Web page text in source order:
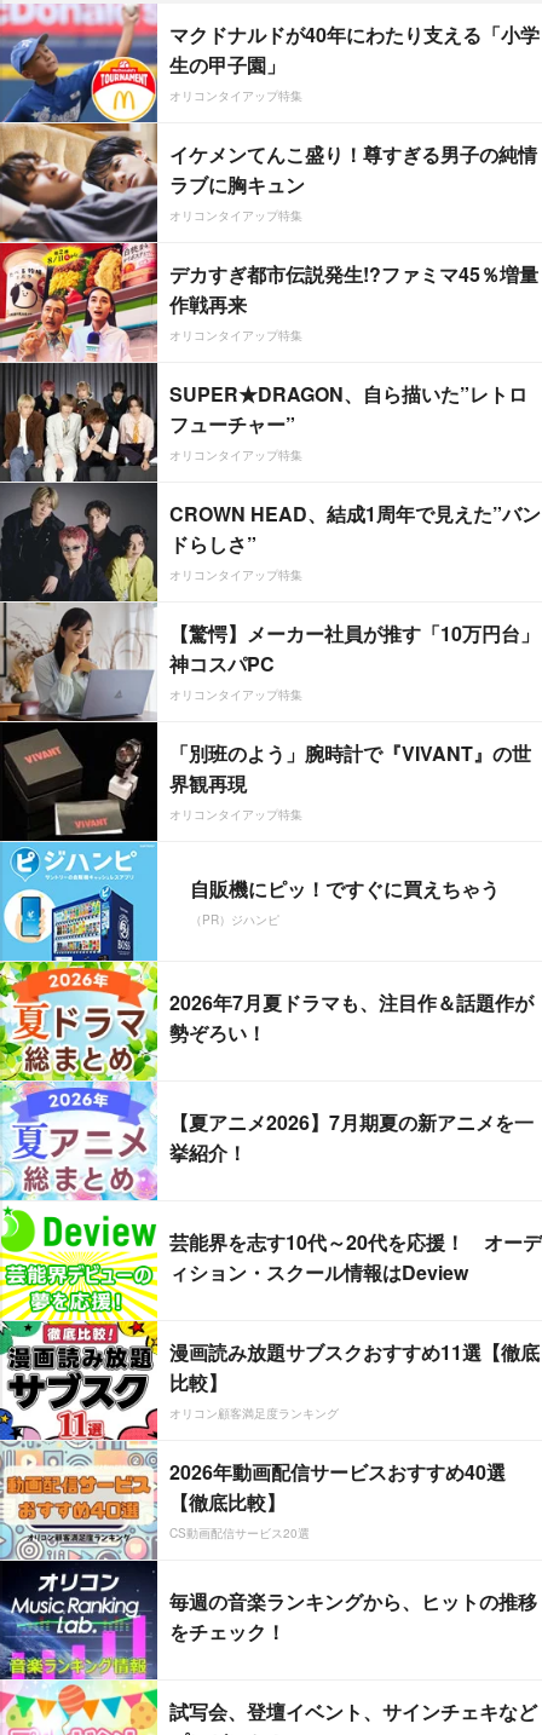
マクドナルドが40年にわたり支える「小学
生の甲子園」
オリコンタイアップ特集
イケメンてんこ盛り！尊すぎる男子の純情
ラブに胸キュン
オリコンタイアップ特集
デカすぎ都市伝説発生!?ファミマ45％増量
作戦再来
オリコンタイアップ特集
SUPER★DRAGON、自ら描いた”レトロ
フューチャー”
オリコンタイアップ特集
CROWN HEAD、結成1周年で見えた”バン
ドらしさ”
オリコンタイアップ特集
【驚愕】メーカー社員が推す「10万円台」
神コスパPC
オリコンタイアップ特集
「別班のよう」腕時計で『VIVANT』の世
界観再現
オリコンタイアップ特集
自販機にピッ！ですぐに買えちゃう
（PR）ジハンピ
2026年7月夏ドラマも、注目作＆話題作が
勢ぞろい！
【夏アニメ2026】7月期夏の新アニメを一
挙紹介！
芸能界を志す10代～20代を応援！ オーデ
ィション・スクール情報はDeview
漫画読み放題サブスクおすすめ11選【徹底
比較】
オリコン顧客満足度ランキング
2026年動画配信サービスおすすめ40選
【徹底比較】
CS動画配信サービス20選
毎週の音楽ランキングから、ヒットの推移
をチェック！
試写会、登壇イベント、サインチェキなど